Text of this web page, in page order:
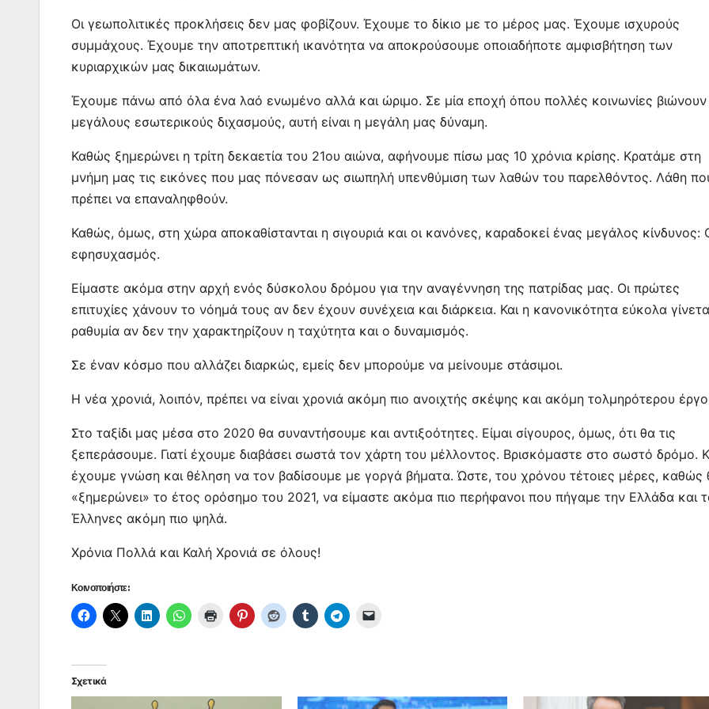
Οι γεωπολιτικές προκλήσεις δεν μας φοβίζουν. Έχουμε το δίκιο με το μέρος μας. Έχουμε ισχυρούς
συμμάχους. Έχουμε την αποτρεπτική ικανότητα να αποκρούσουμε οποιαδήποτε αμφισβήτηση των
κυριαρχικών μας δικαιωμάτων.
Έχουμε πάνω από όλα ένα λαό ενωμένο αλλά και ώριμο. Σε μία εποχή όπου πολλές κοινωνίες βιώνουν
μεγάλους εσωτερικούς διχασμούς, αυτή είναι η μεγάλη μας δύναμη.
Καθώς ξημερώνει η τρίτη δεκαετία του 21ου αιώνα, αφήνουμε πίσω μας 10 χρόνια κρίσης. Κρατάμε στη
μνήμη μας τις εικόνες που μας πόνεσαν ως σιωπηλή υπενθύμιση των λαθών του παρελθόντος. Λάθη
πρέπει να επαναληφθούν.
Καθώς, όμως, στη χώρα αποκαθίστανται η σιγουριά και οι κανόνες, καραδοκεί ένας μεγάλος κίνδυνος:
εφησυχασμός.
Είμαστε ακόμα στην αρχή ενός δύσκολου δρόμου για την αναγέννηση της πατρίδας μας. Οι πρώτες
επιτυχίες χάνουν το νόημά τους αν δεν έχουν συνέχεια και διάρκεια. Και η κανονικότητα εύκολα
ραθυμία αν δεν την χαρακτηρίζουν η ταχύτητα και ο δυναμισμός.
Σε έναν κόσμο που αλλάζει διαρκώς, εμείς δεν μπορούμε να μείνουμε στάσιμοι.
Η νέα χρονιά, λοιπόν, πρέπει να είναι χρονιά ακόμη πιο ανοιχτής σκέψης και ακόμη τολμηρότερου
Στο ταξίδι μας μέσα στο 2020 θα συναντήσουμε και αντιξοότητες. Είμαι σίγουρος, όμως, ότι θα τις
ξεπεράσουμε. Γιατί έχουμε διαβάσει σωστά τον χάρτη του μέλλοντος. Βρισκόμαστε στο σωστό δρόμο.
έχουμε γνώση και θέληση να τον βαδίσουμε με γοργά βήματα. Ώστε, του χρόνου τέτοιες μέρες, καθώς
«ξημερώνει» το έτος ορόσημο του 2021, να είμαστε ακόμα πιο περήφανοι που πήγαμε την Ελλάδα και
Έλληνες ακόμη πιο ψηλά.
Χρόνια Πολλά και Καλή Χρονιά σε όλους!
Κοινοποιήστε:
Σχετικά